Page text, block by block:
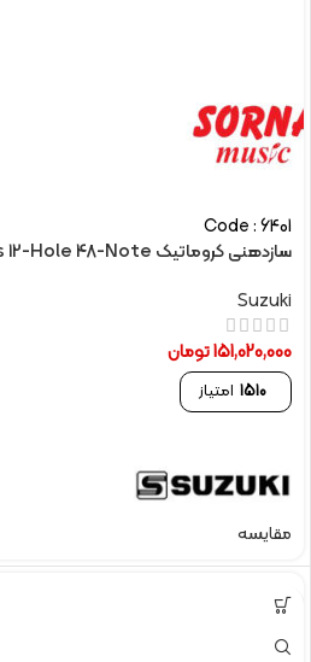
Code : 6401
سازدهنی کروماتیک Sirius 12-Hole 48-Note سوزوکی مدل S-48S
Suzuki
151,020,000تومان
1510 امتیاز
مقایسه